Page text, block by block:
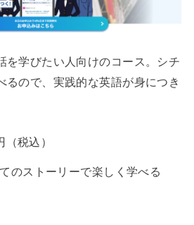
を学びたい人向けのコース。シチ
るので、実践的な英語が身につき
税込）
のストーリーで楽しく学べる